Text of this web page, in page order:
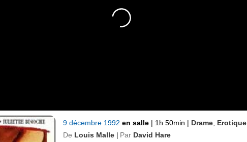
9 décembre 1992 en salle | 1h 50min | Drame Erotique
De Louis Malle | Par David Hare